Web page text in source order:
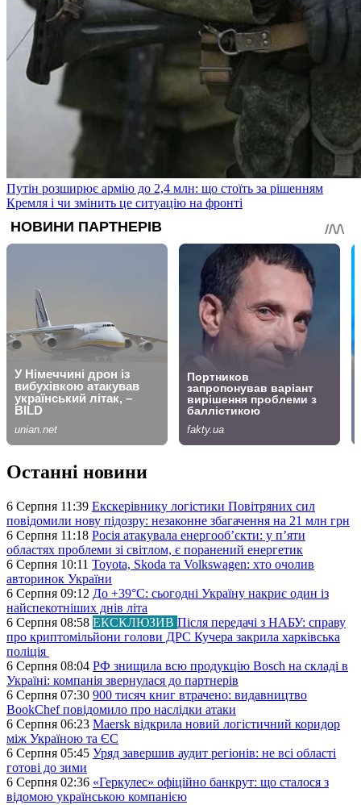
Путін розширює армію до 2,4 млн: що стоїть за рішенням
Кремля і чи змінить це ситуацію на фронті
Останні новини
6 Серпня 11:39 Екскерівнику логістики Повітряних сил
повідомили нову підозру: незаконне збагачення на 21 млн грн
6 Серпня 11:18 Росія атакувала енергооб’єкти: у п’яти
областях проблеми зі світлом, є поранений енергетик
6 Серпня 10:11 Toyota, Skoda та Volkswagen: хто очолив
авторинок України
6 Серпня 09:12 До +39°C: сьогодні Україну накриє один із
найспекотніших днів літа
6 Серпня 08:58 ЕКСКЛЮЗИВ Після передачі з НАБУ: справу
про криптомільйони голови ДРС Кучера закрила харківська
поліція
6 Серпня 08:04 РФ знищила всю продукцію Bosch на складі в
Україні: компанія звернулася до партнерів
6 Серпня 07:30 900 тисяч книг втрачено: видавництво
BookChef повідомило про наслідки атаки
6 Серпня 06:23 Maersk відкрила новий логістичний коридор
між Україною та ЄС
6 Серпня 05:45 Уряд завершив аудит регіонів: не всі області
готові до зими
6 Серпня 02:36 «Геркулес» офіційно банкрут: що сталося з
відомою українською компанією